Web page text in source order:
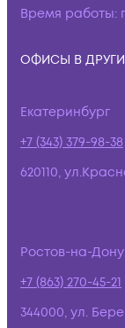
Время работы:
ОФИСЫ В
Екатеринбург
+7 (343) 379-98-38
620110,
Ростов-на-Дону
+7 (863) 270-45-21
344000, ул.